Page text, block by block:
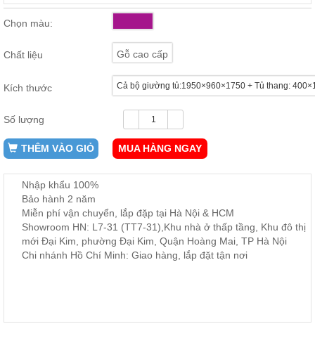
Phòng
Ăn
ghế
bếp
Nội
Ban
Vườn
Chọn màu:
Chất liệu Gỗ cao cấp
Kích thước Cả bộ giường tủ:1950×960×1750 + Tủ thang:
Số lượng
THÊM VÀO GIỎ MUA HÀNG NGAY
Nhập khẩu 100%
Bảo hành 2 năm
Miễn phí vận chuyển, lắp đặp tại Hà Nội & HCM
Showroom HN: L7-31 (TT7-31),Khu nhà ở thấp tầng, Khu đô thị
mới Đại Kim, phường Đại Kim, Quận Hoàng Mai, TP Hà Nội
Chi nhánh Hồ Chí Minh: Giao hàng, lắp đặt tận nơi